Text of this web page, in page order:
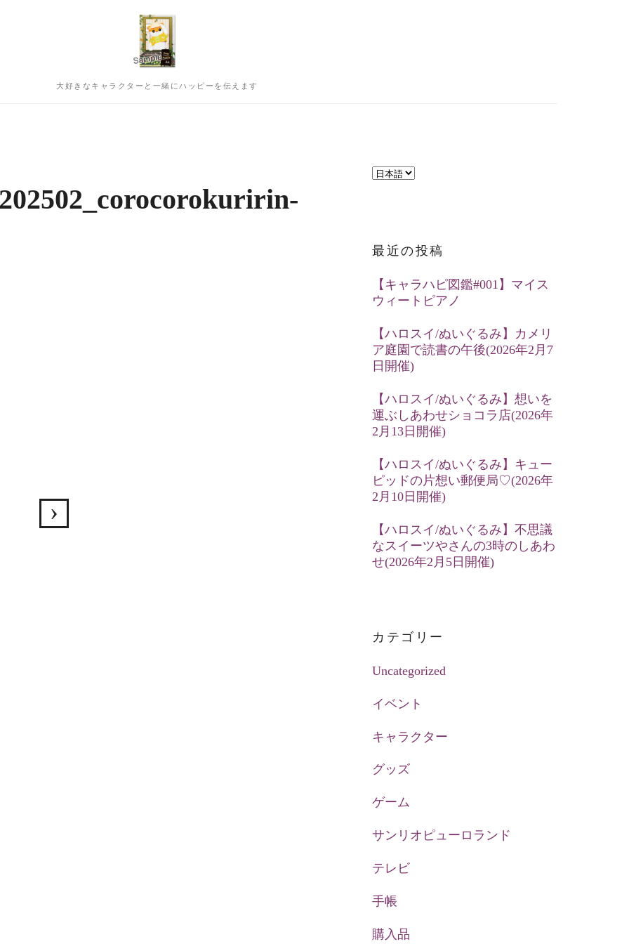
大好きなキャラクターと一緒にハッピーを伝えます
言
択
最近の投稿
【キャラハピ図鑑#001】マイス
ウィートピアノ
【ハロスイ/ぬいぐるみ】カメリ
ア庭園で読書の午後(2026年2月7
日開催)
【ハロスイ/ぬいぐるみ】想いを
運ぶしあわせショコラ店(2026年
2月13日開催)
【ハロスイ/ぬいぐるみ】キュー
ピッドの片想い郵便局♡(2026年
2月10日開催)
【ハロスイ/ぬいぐるみ】不思議
なスイーツやさんの3時のしあわ
せ(2026年2月5日開催)
カテゴリー
Uncategorized
イベント
キャラクター
グッズ
ゲーム
サンリオピューロランド
テレビ
手帳
購入品